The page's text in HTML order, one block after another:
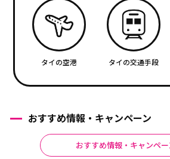
タイの空港 タイの交通手段
おすすめ情報・キャンペーン
おすすめ情報・キャンペ